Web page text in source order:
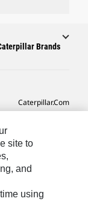
Brands
Caterpillar.com
تفضيلات التسويق
site to
and
using